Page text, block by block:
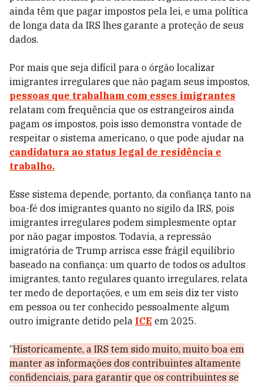
ainda têm que pagar impostos pela lei, e uma política
de longa data da IRS lhes garante a proteção de seus
dados.
Por mais que seja difícil para o órgão localizar
imigrantes irregulares que não pagam seus impostos,
pessoas que trabalham com esses imigrantes
relatam com frequência que os estrangeiros ainda
pagam os impostos, pois isso demonstra vontade de
respeitar o sistema americano, o que pode ajudar na
candidatura ao status legal de residência e
trabalho.
Esse sistema depende, portanto, da confiança tanto na
boa-fé dos imigrantes quanto no sigilo da IRS, pois
imigrantes irregulares podem simplesmente optar
por não pagar impostos. Todavia, a repressão
imigratória de Trump arrisca esse frágil equilíbrio
baseado na confiança: um quarto de todos os adultos
imigrantes, tanto regulares quanto irregulares, relata
ter medo de deportações, e um em seis diz ter visto
em pessoa ou ter conhecido pessoalmente algum
outro imigrante detido pela ICE em 2025.
“Historicamente, a IRS tem sido muito, muito boa em
manter as informações dos contribuintes altamente
confidenciais, para garantir que os contribuintes se